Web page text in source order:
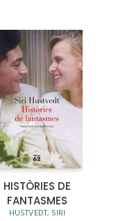
HISTÒRIES DE
FANTASMES
HUSTVEDT, SIRI